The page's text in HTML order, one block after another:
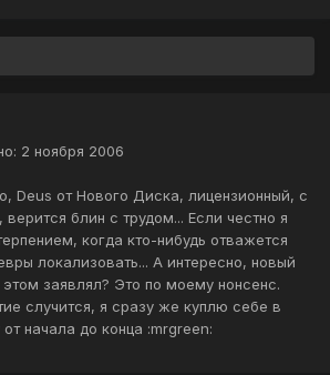
2 ноября 2006
Deus от Нового Диска, лицензионный, с
блин с трудом... Если честно я
когда кто-нибудь отважется
локализовать... А интересно, новый
заявлял? Это по моему нонсенс.
случится, я сразу же куплю себе в
начала до конца :mrgreen: